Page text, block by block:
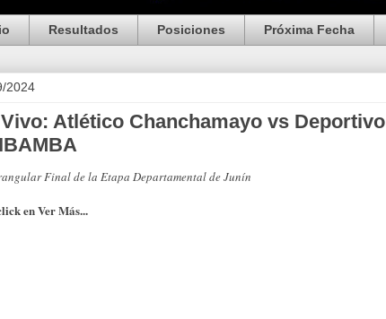
Resultados Posiciones Próxima Fecha
2024
Atlético Chanchamayo vs Deportivo
Final de la Etapa Departamental de Junín
en Ver Más...